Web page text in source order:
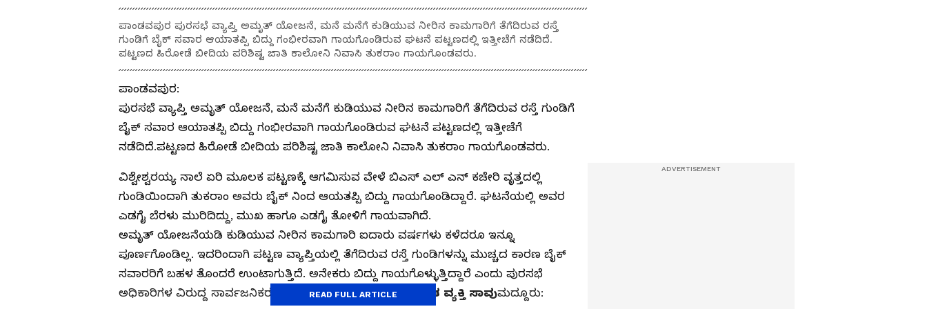
ಪಾಂಡವಪುರ ಪುರಸಭೆ ವ್ಯಾಪ್ತಿ ಅಮೃತ್ ಯೋಜನೆ, ಮನೆ ಮನೆಗೆ ಕುಡಿಯುವ ನೀರಿನ ಕಾಮಗಾರಿಗೆ ತೆಗೆದಿರುವ ರಸ್ತೆ
ಗುಂಡಿಗೆ ಬೈಕ್ ಸವಾರ ಆಯಾತಪ್ಪಿ ಬಿದ್ದು ಗಂಭೀರವಾಗಿ ಗಾಯಗೊಂಡಿರುವ ಘಟನೆ ಪಟ್ಟಣದಲ್ಲಿ ಇತ್ತೀಚೆಗೆ ನಡೆದಿದೆ.
ಪಟ್ಟಣದ ಹಿರೋಡೆ ಬೀದಿಯ ಪರಿಶಿಷ್ಟ ಜಾತಿ ಕಾಲೋನಿ ನಿವಾಸಿ ತುಕರಾಂ ಗಾಯಗೊಂಡವರು.
ಪಾಂಡವಪುರ:
ಪುರಸಭೆ ವ್ಯಾಪ್ತಿ ಅಮೃತ್ ಯೋಜನೆ, ಮನೆ ಮನೆಗೆ ಕುಡಿಯುವ ನೀರಿನ ಕಾಮಗಾರಿಗೆ ತೆಗೆದಿರುವ ರಸ್ತೆ ಗುಂಡಿಗೆ
ಬೈಕ್ ಸವಾರ ಆಯಾತಪ್ಪಿ ಬಿದ್ದು ಗಂಭೀರವಾಗಿ ಗಾಯಗೊಂಡಿರುವ ಘಟನೆ ಪಟ್ಟಣದಲ್ಲಿ ಇತ್ತೀಚೆಗೆ
ನಡೆದಿದೆ.ಪಟ್ಟಣದ ಹಿರೋಡೆ ಬೀದಿಯ ಪರಿಶಿಷ್ಟ ಜಾತಿ ಕಾಲೋನಿ ನಿವಾಸಿ ತುಕರಾಂ ಗಾಯಗೊಂಡವರು.
ವಿಶ್ವೇಶ್ವರಯ್ಯ ನಾಲೆ ಏರಿ ಮೂಲಕ ಪಟ್ಟಣಕ್ಕೆ ಆಗಮಿಸುವ ವೇಳೆ ಬಿಎಸ್ ಎಲ್ ಎನ್ ಕಚೇರಿ ವೃತ್ತದಲ್ಲಿ
ಗುಂಡಿಯಿಂದಾಗಿ ತುಕರಾಂ ಅವರು ಬೈಕ್ ನಿಂದ ಆಯತಪ್ಪಿ ಬಿದ್ದು ಗಾಯಗೊಂಡಿದ್ದಾರೆ. ಘಟನೆಯಲ್ಲಿ ಅವರ
ಎಡಗೈ ಬೆರಳು ಮುರಿದಿದ್ದು, ಮುಖ ಹಾಗೂ ಎಡಗೈ ತೋಳಿಗೆ ಗಾಯವಾಗಿದೆ.
ಅಮೃತ್ ಯೋಜನೆಯಡಿ ಕುಡಿಯುವ ನೀರಿನ ಕಾಮಗಾರಿ ಐದಾರು ವರ್ಷಗಳು ಕಳೆದರೂ ಇನ್ನೂ
ಪೂರ್ಣಗೊಂಡಿಲ್ಲ. ಇದರಿಂದಾಗಿ ಪಟ್ಟಣ ವ್ಯಾಪ್ತಿಯಲ್ಲಿ ತೆಗೆದಿರುವ ರಸ್ತೆ ಗುಂಡಿಗಳನ್ನು ಮುಚ್ಚದ ಕಾರಣ ಬೈಕ್
ಸವಾರರಿಗೆ ಬಹಳ ತೊಂದರೆ ಉಂಟಾಗುತ್ತಿದೆ. ಅನೇಕರು ಬಿದ್ದು ಗಾಯಗೊಳ್ಳುತ್ತಿದ್ದಾರೆ ಎಂದು ಪುರಸಭೆ
ಅಧಿಕಾರಿಗಳ ವಿರುದ್ದ ಸಾರ್ವಜನಿಕರು ಆಕ್ರೋಶ ವ್ಯಕ್ತಪಡಿಸಿದರು. ಅಪರಿಚಿತ ವ್ಯಕ್ತಿ ಸಾವುಮದ್ದೂರು:
READ FULL ARTICLE